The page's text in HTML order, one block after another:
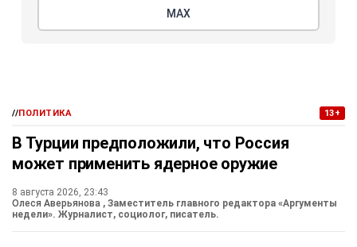
МАХ
//ПОЛИТИКА 13+
В Турции предположили, что Россия
может применить ядерное оружие
8 августа 2026, 23:43
Олеся Аверьянова , Заместитель главного редактора «Аргументы
недели». Журналист, социолог, писатель.